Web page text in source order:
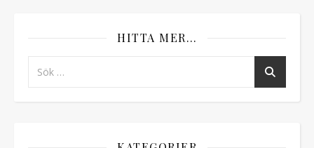
HITTA MER…